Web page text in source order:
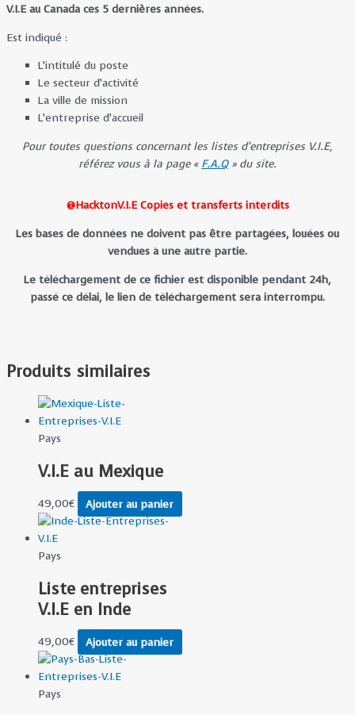
V.I.E au Canada ces 5 dernières années.
Est indiqué :
L’intitulé du poste
Le secteur d’activité
La ville de mission
L’entreprise d’accueil
Pour toutes questions concernant les listes d’entreprises V.I.E,
référez vous à la page « F.A.Q» du site.
@HacktonV.I.E Copies et transferts interdits
Les bases de données ne doivent pas être partagées, louées ou
vendues à une autre partie.
Le téléchargement de ce fichier est disponible pendant 24h,
passé ce délai, le lien de téléchargement sera interrompu.
Produits similaires
Pays
V.I.E au Mexique
49,00€ Ajouter au panier
Pays
Liste entreprises
V.I.E en Inde
49,00€ Ajouter au panier
Pays